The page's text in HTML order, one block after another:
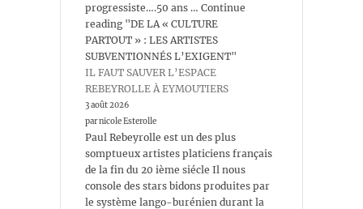
progressiste….50 ans … Continue
reading "DE LA « CULTURE
PARTOUT » : LES ARTISTES
SUBVENTIONNÉS L’EXIGENT"
IL FAUT SAUVER L’ESPACE
REBEYROLLE À EYMOUTIERS
3 août 2026
par nicole Esterolle
Paul Rebeyrolle est un des plus
somptueux artistes platiciens français
de la fin du 20 ième siécle Il nous
console des stars bidons produites par
le système lango-burénien durant la